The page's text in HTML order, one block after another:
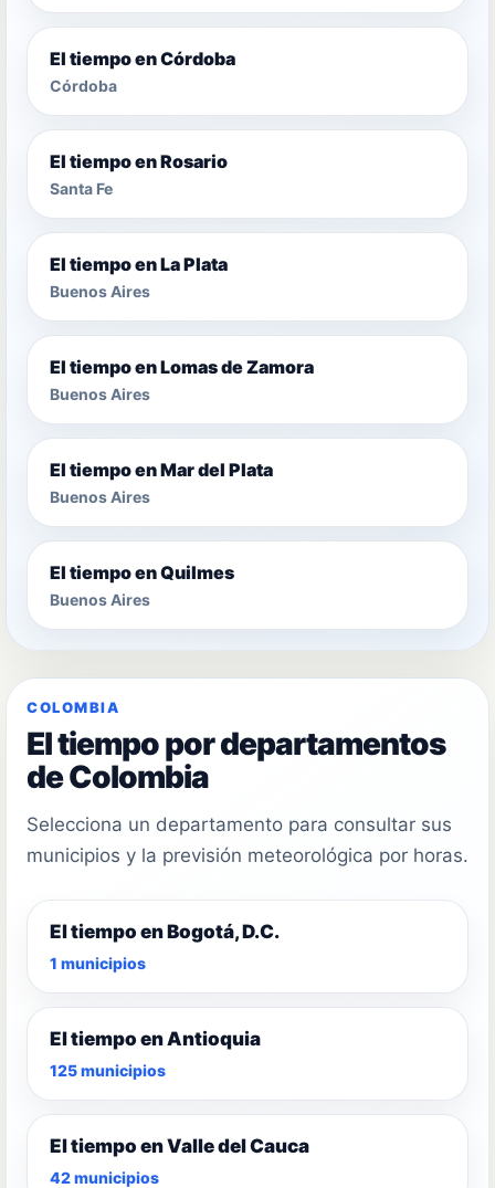
El tiempo en Córdoba
Córdoba
El tiempo en Rosario
Santa Fe
El tiempo en La Plata
Buenos Aires
El tiempo en Lomas de Zamora
Buenos Aires
El tiempo en Mar del Plata
Buenos Aires
El tiempo en Quilmes
Buenos Aires
COLOMBIA
El tiempo por departamentos
de Colombia
Selecciona un departamento para consultar sus
municipios y la previsión meteorológica por horas.
El tiempo en Bogotá, D.C.
1 municipios
El tiempo en Antioquia
125 municipios
El tiempo en Valle del Cauca
42 municipios